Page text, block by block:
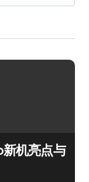
机亮点与